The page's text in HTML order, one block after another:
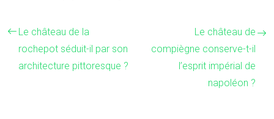
Le château de la
rochepot séduit-il par son
architecture pittoresque ?
Le château de
compiègne conserve-t-il
l’esprit impérial de
napoléon ?